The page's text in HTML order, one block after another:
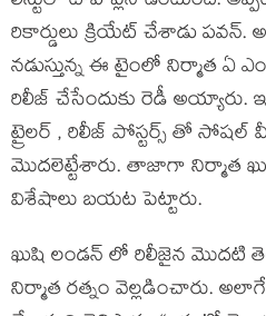
రికార్డులు క్రియేట్ చేశాడు పవన్.
నడుస్తున్న ఈ టైంలో నిర్మాత ఏ
రిలీజ్ చేసేందుకు రెడీ అయ్యారు.
ట్రైలర్ , రిలీజ్ పోస్టర్స్ తో
మొదలెట్టేశారు. తాజాగా నిర్మాత
విశేషాలు బయట పెట్టారు.
ఖుషి లండన్ లో రిలీజైన మొదటి
నిర్మాత రత్నం వెల్లడించారు.